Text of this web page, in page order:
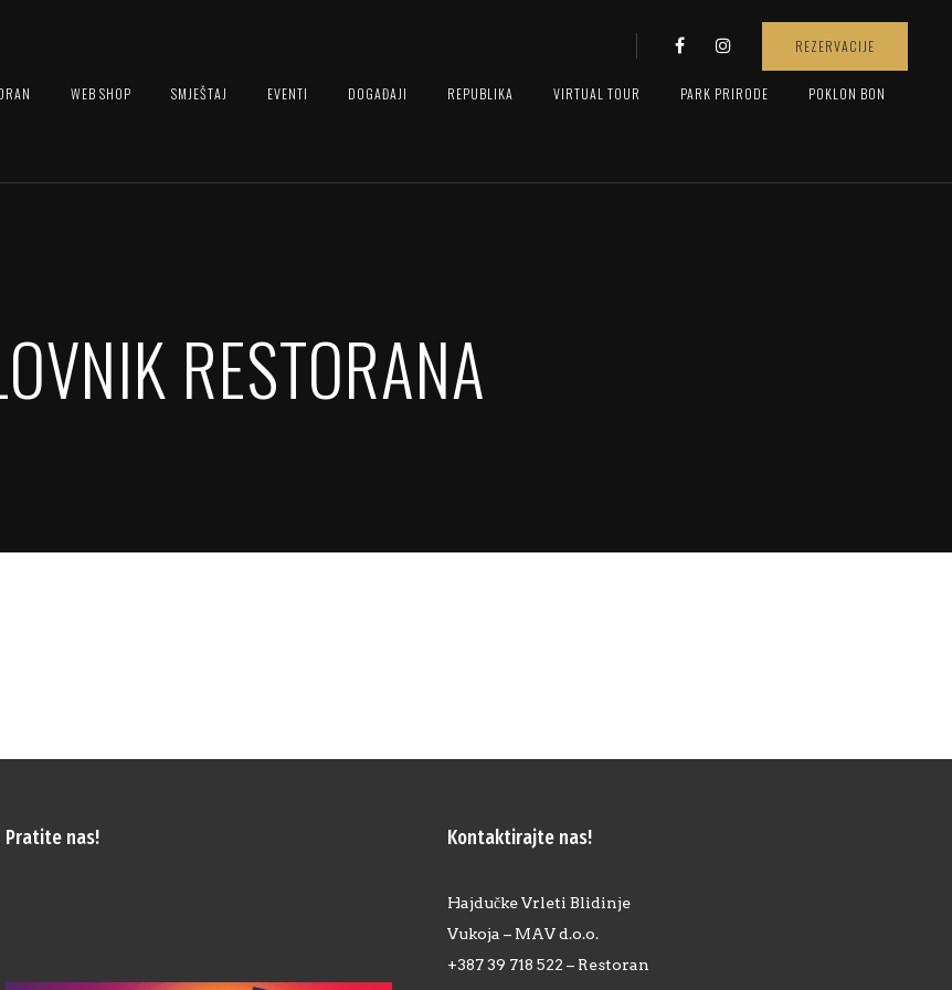
REZERVACIJE
WEB SHOP SMJEŠTAJ EVENTI DOGAĐAJI REPUBLIKA VIRTUAL TOUR PARK PRIRODE POKLON BON
RESTORANA
Pratite nas! Kontaktirajte nas!
Hajdučke Vrleti Blidinje
Vukoja – MAV d.o.o.
+387 39 718 522 – Restoran